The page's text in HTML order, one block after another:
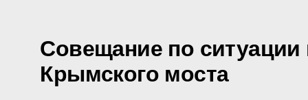
Совещание по ситуации
Крымского моста